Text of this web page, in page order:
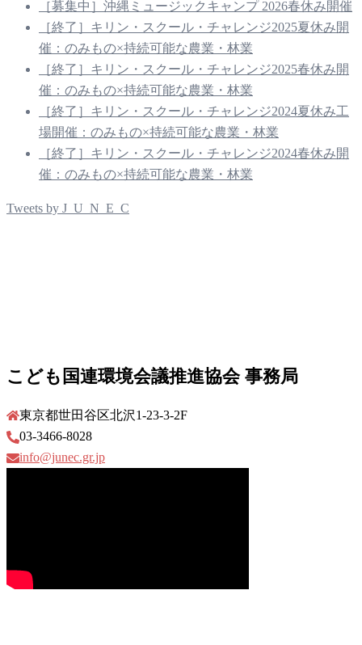
［募集中］沖縄ミュージックキャンプ 2026春休み開催
［終了］キリン・スクール・チャレンジ2025夏休み開
催：のみもの×持続可能な農業・林業
［終了］キリン・スクール・チャレンジ2025春休み開
催：のみもの×持続可能な農業・林業
［終了］キリン・スクール・チャレンジ2024夏休み工
場開催：のみもの×持続可能な農業・林業
［終了］キリン・スクール・チャレンジ2024春休み開
催：のみもの×持続可能な農業・林業
Tweets by J_U_N_E_C
こども国連環境会議推進協会 事務局
東京都世田谷区北沢1-23-3-2F
03-3466-8028
info@junec.gr.jp